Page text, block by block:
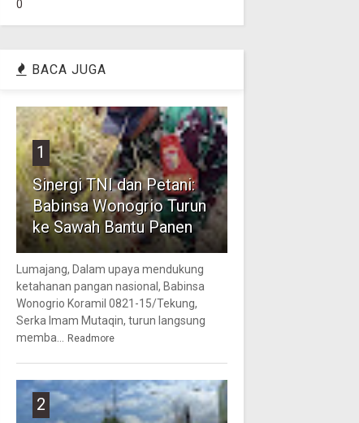
0
BACA JUGA
1
Sinergi TNI dan Petani:
Babinsa Wonogrio Turun
ke Sawah Bantu Panen
Lumajang, Dalam upaya mendukung
ketahanan pangan nasional, Babinsa
Wonogrio Koramil 0821-15/Tekung,
Serka Imam Mutaqin, turun langsung
memba... Readmore
2